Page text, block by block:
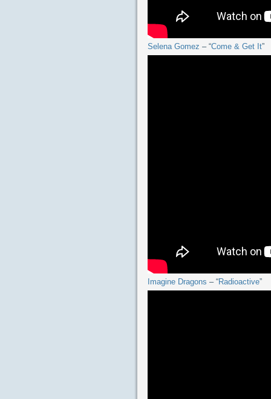
Selena Gomez – “Come & Get It”
Imagine Dragons – “Radioactive”